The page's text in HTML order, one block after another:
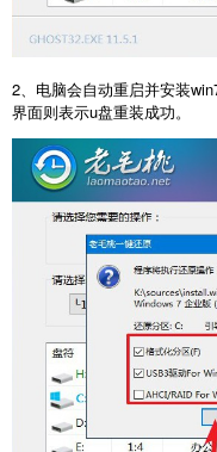
2、电脑会自动重启并安装
界面则表示u盘重装成功。